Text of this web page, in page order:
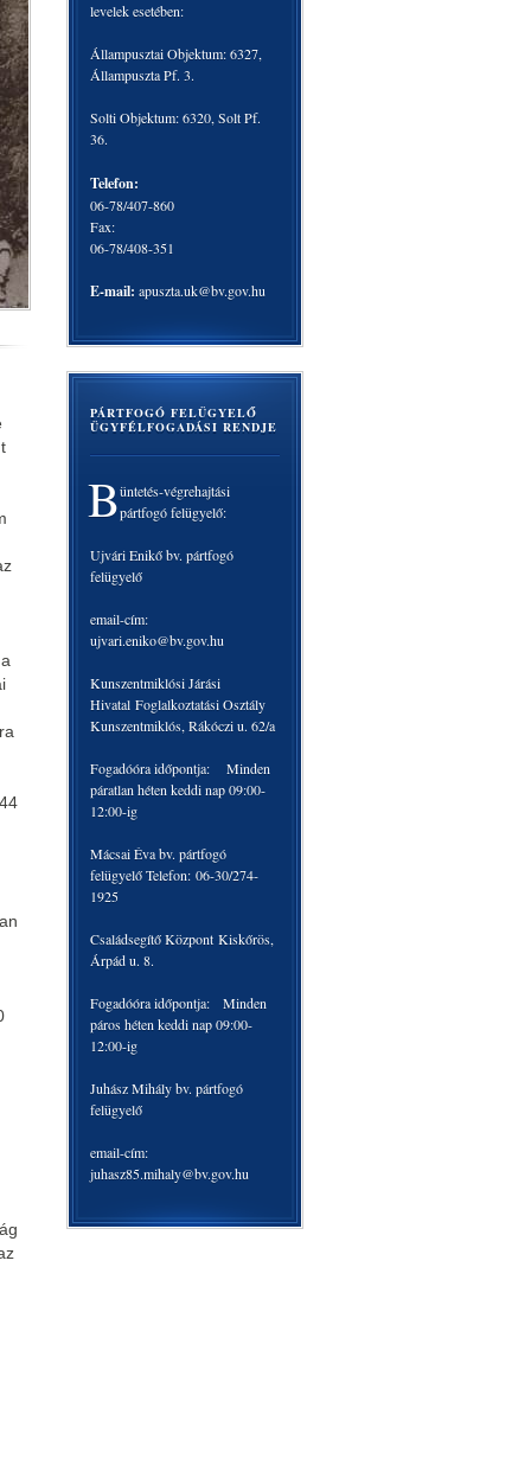
levelek esetében:
Állampusztai Objektum: 6327,
Állampuszta Pf. 3.
Solti Objektum: 6320, Solt Pf.
36.
Telefon:
06-78/407-860
Fax:
06-78/408-351
E-mail: apuszta.uk@bv.gov.hu
PÁRTFOGÓ FELÜGYELŐ
ÜGYFÉLFOGADÁSI RENDJE
Büntetés-végrehajtási
pártfogó felügyelő:
Ujvári Enikő bv. pártfogó
felügyelő
email-cím:
ujvari.eniko@bv.gov.hu
Kunszentmiklósi Járási
Hivatal Foglalkoztatási Osztály
Kunszentmiklós, Rákóczi u. 62/a
Fogadóóra időpontja: Minden
páratlan héten keddi nap 09:00-
12:00-ig
Mácsai Éva bv. pártfogó
felügyelő Telefon: 06-30/274-
1925
Családsegítő Központ Kiskőrös,
Árpád u. 8.
Fogadóóra időpontja: Minden
páros héten keddi nap 09:00-
12:00-ig
Juhász Mihály bv. pártfogó
felügyelő
email-cím:
juhasz85.mihaly@bv.gov.hu